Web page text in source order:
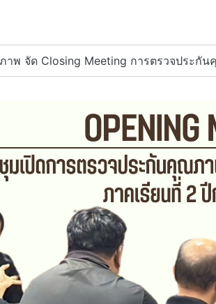
พ จัด Closing Meeting การตรวจประกัน